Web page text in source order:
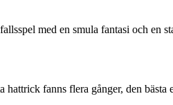
med en smula fantasi och en
fanns flera gånger, den bästa